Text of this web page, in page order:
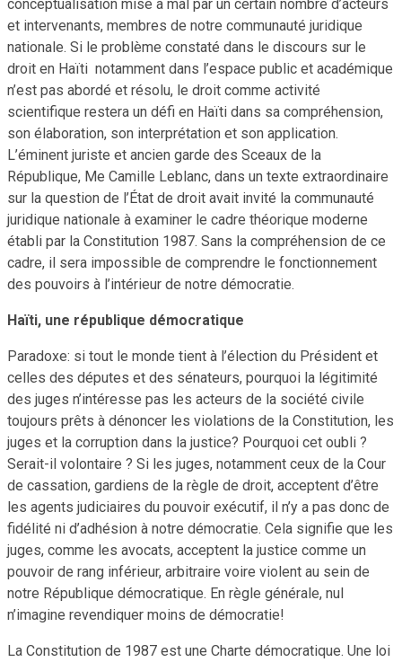
conceptualisation mise à mal par un certain nombre d’acteurs
et intervenants, membres de notre communauté juridique
nationale. Si le problème constaté dans le discours sur le
droit en Haïti notamment dans l’espace public et académique
n’est pas abordé et résolu, le droit comme activité
scientifique restera un défi en Haïti dans sa compréhension,
son élaboration, son interprétation et son application.
L’éminent juriste et ancien garde des Sceaux de la
République, Me Camille Leblanc, dans un texte extraordinaire
sur la question de l’État de droit avait invité la communauté
juridique nationale à examiner le cadre théorique moderne
établi par la Constitution 1987. Sans la compréhension de ce
cadre, il sera impossible de comprendre le fonctionnement
des pouvoirs à l’intérieur de notre démocratie.
Haïti, une république démocratique
Paradoxe: si tout le monde tient à l’élection du Président et
celles des députes et des sénateurs, pourquoi la légitimité
des juges n’intéresse pas les acteurs de la société civile
toujours prêts à dénoncer les violations de la Constitution, les
juges et la corruption dans la justice? Pourquoi cet oubli ?
Serait-il volontaire ? Si les juges, notamment ceux de la Cour
de cassation, gardiens de la règle de droit, acceptent d’être
les agents judiciaires du pouvoir exécutif, il n’y a pas donc de
fidélité ni d’adhésion à notre démocratie. Cela signifie que les
juges, comme les avocats, acceptent la justice comme un
pouvoir de rang inférieur, arbitraire voire violent au sein de
notre République démocratique. En règle générale, nul
n’imagine revendiquer moins de démocratie!
La Constitution de 1987 est une Charte démocratique. Une loi